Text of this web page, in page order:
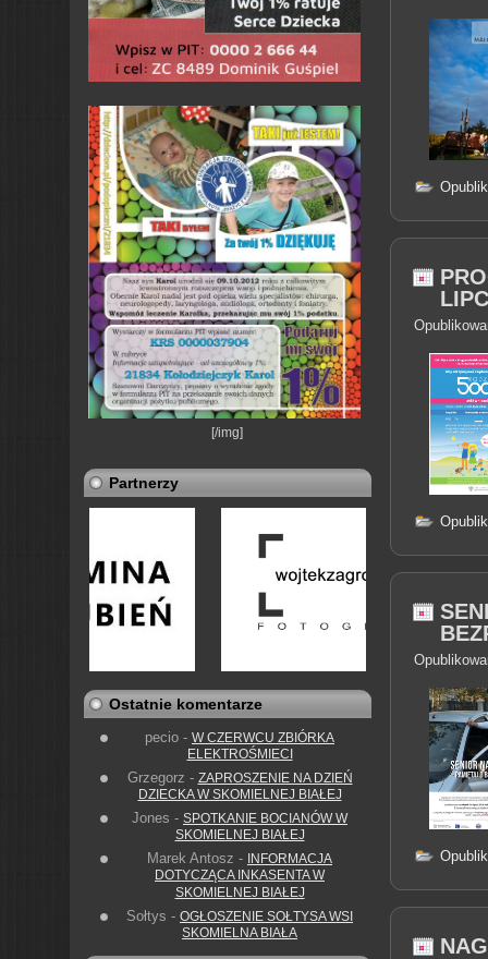
[/img]
Partnerzy
Ostatnie komentarze
pecio - W CZERWCU ZBIÓRKA
ELEKTROŚMIECI
Grzegorz - ZAPROSZENIE NA DZIEŃ
DZIECKA W SKOMIELNEJ BIAŁEJ
Jones - SPOTKANIE BOCIANÓW W
SKOMIELNEJ BIAŁEJ
Marek Antosz - INFORMACJA
DOTYCZĄCA INKASENTA W
SKOMIELNEJ BIAŁEJ
Sołtys - OGŁOSZENIE SOŁTYSA WSI
SKOMIELNA BIAŁA